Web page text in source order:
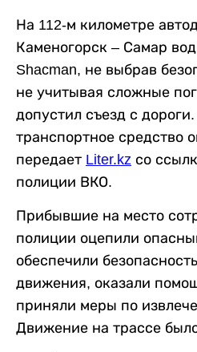
На 112-м километре
Каменогорск – Самар
Shacman, не выбрав
не учитывая сложные
допустил съезд с
транспортное средство
передает Liter.kz со
полиции ВКО.
Прибывшие на место
полиции оцепили
обеспечили
движения, оказали
приняли меры по
Движение на трассе